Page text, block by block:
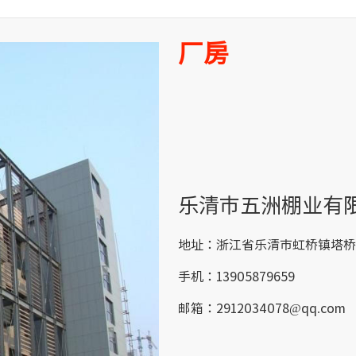
厂房
乐清市五洲棚业有
地址：浙江省乐清市虹桥镇塔
手机：13905879659
邮箱：2912034078@qq.com